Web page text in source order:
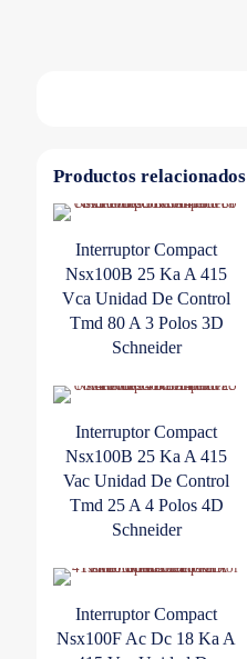
Control
Polos
cantidad
Productos relacionados
Interruptor Compact
Nsx100B 25 Ka A 415
Vca Unidad De Control
Tmd 80 A 3 Polos 3D
Schneider
Interruptor Compact
Nsx100B 25 Ka A 415
Vac Unidad De Control
Tmd 25 A 4 Polos 4D
Schneider
Interruptor Compact
Nsx100F Ac Dc 18 Ka A